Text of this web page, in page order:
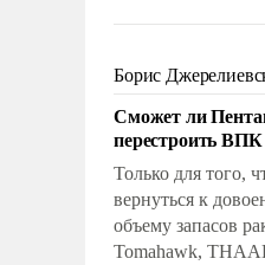
мужественным и
ударами судьбы,
ответственность,
слабым, идти
адаптироваться.
Борис
Сможет ли
перестроить
Только для того,
вернуться к
объему запасов
Tomahawk,